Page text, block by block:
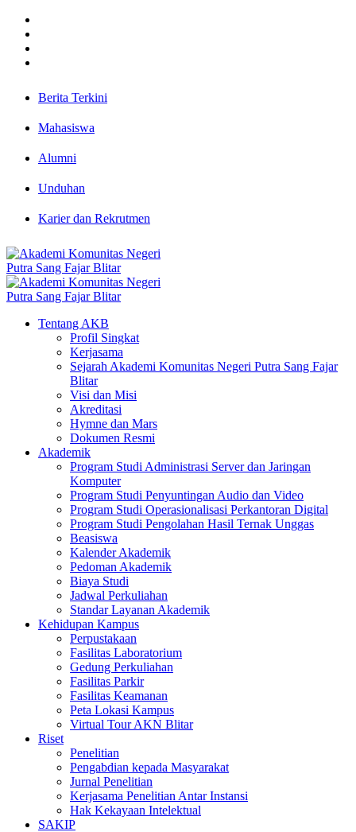
Berita Terkini
Mahasiswa
Alumni
Unduhan
Karier dan Rekrutmen
Tentang AKB
Profil Singkat
Kerjasama
Sejarah Akademi Komunitas Negeri Putra Sang Fajar
Blitar
Visi dan Misi
Akreditasi
Hymne dan Mars
Dokumen Resmi
Akademik
Program Studi Administrasi Server dan Jaringan
Komputer
Program Studi Penyuntingan Audio dan Video
Program Studi Operasionalisasi Perkantoran Digital
Program Studi Pengolahan Hasil Ternak Unggas
Beasiswa
Kalender Akademik
Pedoman Akademik
Biaya Studi
Jadwal Perkuliahan
Standar Layanan Akademik
Kehidupan Kampus
Perpustakaan
Fasilitas Laboratorium
Gedung Perkuliahan
Fasilitas Parkir
Fasilitas Keamanan
Peta Lokasi Kampus
Virtual Tour AKN Blitar
Riset
Penelitian
Pengabdian kepada Masyarakat
Jurnal Penelitian
Kerjasama Penelitian Antar Instansi
Hak Kekayaan Intelektual
SAKIP